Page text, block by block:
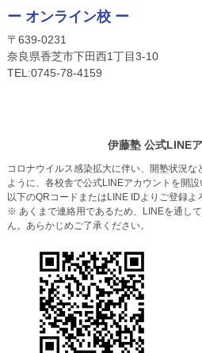
ー オンライン校 ー
〒639-0231
奈良県香芝市下田西1丁目3-10
TEL:0745-78-4159
伊藤塾 公式LINE
コロナウイルス感染拡大に伴い、開塾状況
ように、各校舎で公式LINEアカウントを開設
以下のQRコードまたはLINE IDよりご登録よ
※ あくまで連絡用であるため、LINEを通し
ん。あらかじめご了承ください。